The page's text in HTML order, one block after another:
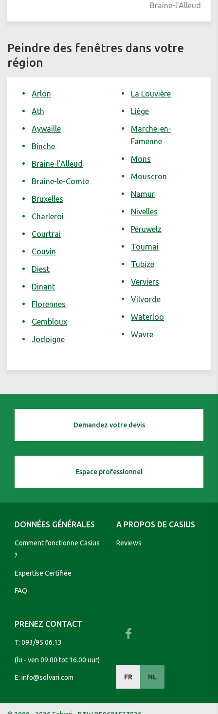
Braine-l'Alleud
Peindre des fenêtres dans votre
région
Arlon
Ath
Aywaille
Binche
Braine-l'Alleud
Braine-le-Comte
Bruxelles
Charleroi
Courtrai
Couvin
Diest
Dinant
Florennes
Gembloux
Jodoigne
La Louvière
Liège
Marche-en-
Famenne
Mons
Mouscron
Namur
Nivelles
Péruwelz
Tournai
Tubize
Verviers
Vilvorde
Waterloo
Wavre
Demandez votre devis
Espace professionnel
DONNÉES GÉNÉRALES
Comment fonctionne Casius
?
Expertise Certifiée
FAQ
A PROPOS DE CASIUS
Reviews
PRENEZ CONTACT
T: 093/95.06.13
(lu - ven 09.00 tot 16.00 uur)
E: info@solvari.com FR NL